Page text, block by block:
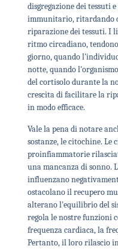
disgregazione dei tessuti
immunitario, ritardando
riparazione dei tessuti. I
ritmo circadiano,
giorno, quando
notte, quando
del cortisolo durante la
crescita di facilitare la
in modo efficace.
Vale la pena di notare
sostanze, le citochine. Le
proinfiammatorie
una mancanza di sonno.
influenzano
ostacolano il recupero
alterano l'equilibrio del
regola le nostre funzioni
frequenza cardiaca, la
Pertanto, il loro rilascio